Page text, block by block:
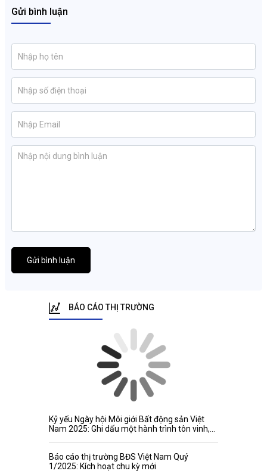
Gửi bình luận
Gửi bình luận
BÁO CÁO THỊ TRƯỜNG
Kỷ yếu Ngày hội Môi giới Bất động sản Việt
Nam 2025: Ghi dấu một hành trình tôn vinh,
Báo cáo thị trường BĐS Việt Nam Quý
1/2025: Kích hoạt chu kỳ mới